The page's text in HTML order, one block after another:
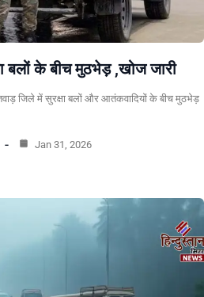
बलों के बीच मुठभेड़ ,खोज जारी
जिले में सुरक्षा बलों और आतंकवादियों के बीच मुठभेड़
Jan 31, 2026